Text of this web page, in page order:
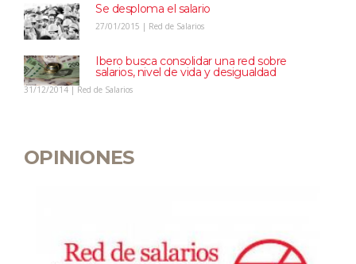
Se desploma el salario
27/01/2015 | Red de Salarios
Ibero busca consolidar una red sobre
salarios, nivel de vida y desigualdad
31/12/2014 | Red de Salarios
OPINIONES